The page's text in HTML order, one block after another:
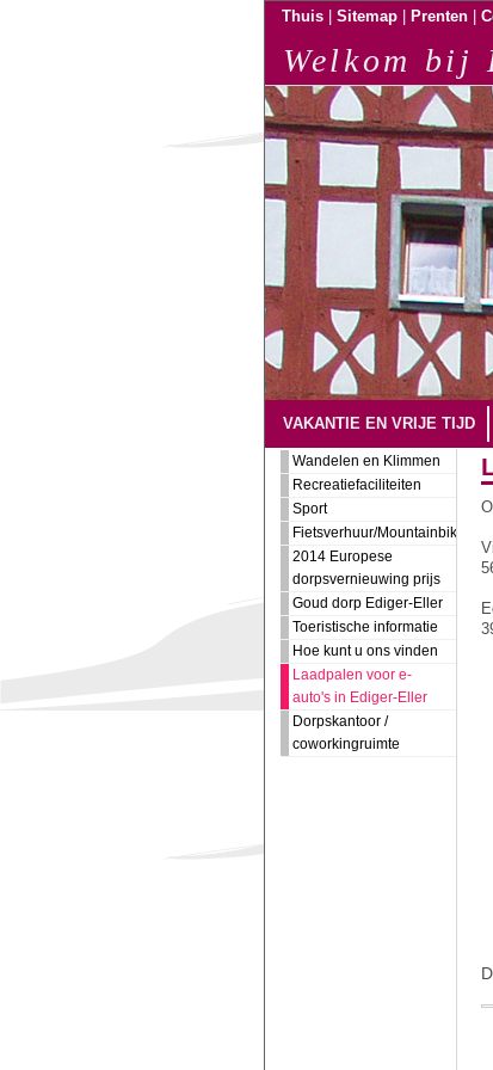
Thuis Sitemap Prenten
Welkom bij
VAKANTIE EN VRIJE TIJD
Wandelen en Klimmen
Recreatiefaciliteiten
Sport
Fietsverhuur/Mountainbiking
2014 Europese
dorpsvernieuwing prijs
Goud dorp Ediger-Eller
Toeristische informatie
Hoe kunt u ons vinden
Laadpalen voor e-
auto's in Ediger-Eller
Dorpskantoor /
coworkingruimte